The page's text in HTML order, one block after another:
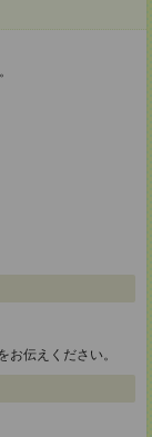
伝えください。